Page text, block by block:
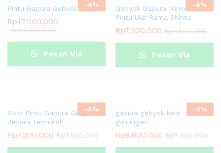
-6%
Pintu Gapura Gebyok Naga
Rp17.000.000
Rp18.000.000
Pesan Via
-4%
Gebyok Gapura Minimalis
Pintu Ukir Rama Shinta
Rp7.200.000 Rp7.500.000
Pesan Via
-4%
Stok Pintu Gapura Gebyok
Jepara Termurah
Rp7.200.000 Rp7.500.000
-3%
gapura gebyok kelir
gunungan
Rp6.800.000 Rp7.000.000